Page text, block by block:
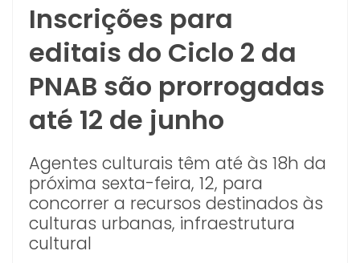
Inscrições para
editais do Ciclo 2 da
PNAB são prorrogadas
até 12 de junho
Agentes culturais têm até às 18h da
próxima sexta-feira, 12, para
concorrer a recursos destinados às
culturas urbanas, infraestrutura
cultural